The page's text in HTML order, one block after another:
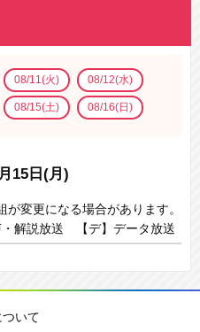
08/11(火) 08/12(水)
08/15(土) 08/16(日)
15日(月)
変更になる場合があります。
解説放送 【デ】データ放送
いて